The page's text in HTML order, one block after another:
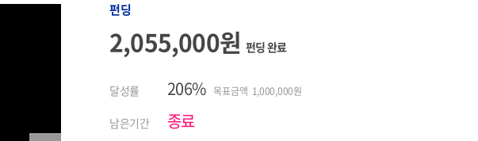
펀딩
2,055,000원펀딩 완료
달성률 206% 목표금액 1,000,000원
남은기간 종료